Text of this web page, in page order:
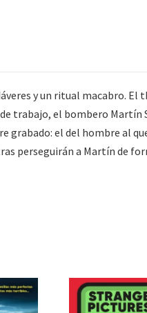
y un ritual macabro.
trabajo, el bombero
grabado: el del hombre al
perseguirán a Martín de